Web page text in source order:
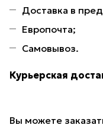
Доставка в
Европочта;
Самовывоз.
Курьерская
Вы можете